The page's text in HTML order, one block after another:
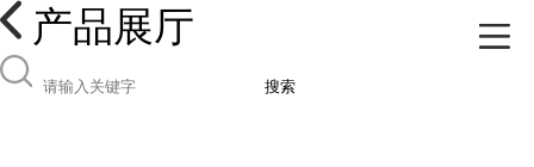
产品展厅
搜索